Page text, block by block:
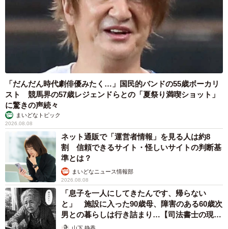
「だんだん時代劇俳優みたく…」国民的バンドの55歳ボーカリ
スト 競馬界の57歳レジェンドらとの「夏祭り満喫ショット」
に驚きの声続々
まいどなトピック
2026.08.08
ネット通販で「運営者情報」を見る人は約8
割 信頼できるサイト・怪しいサイトの判断基
準とは？
まいどなニュース情報部
2026.08.08
「息子を一人にしてきたんです、帰らない
と」 施設に入った90歳母、障害のある60歳次
男との暮らしは行き詰まり…【司法書士の現場
から】